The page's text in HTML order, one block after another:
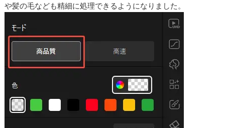
や髪の毛なども精細に処理できるようになりました。